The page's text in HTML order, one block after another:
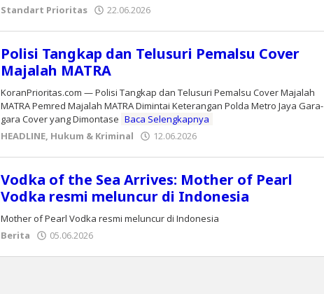
Standart Prioritas
22.06.2026
Polisi Tangkap dan Telusuri Pemalsu Cover
Majalah MATRA
KoranPrioritas.com — Polisi Tangkap dan Telusuri Pemalsu Cover Majalah
MATRA Pemred Majalah MATRA Dimintai Keterangan Polda Metro Jaya Gara-
gara Cover yang Dimontase Baca Selengkapnya
HEADLINE, Hukum & Kriminal 12.06.2026
Vodka of the Sea Arrives: Mother of Pearl
Vodka resmi meluncur di Indonesia
Mother of Pearl Vodka resmi meluncur di Indonesia
Berita
05.06.2026